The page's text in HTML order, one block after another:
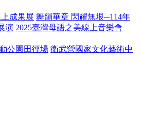
上成果展 舞韻華章 閃耀無垠─114年
演 2025臺灣母語之美線上音樂會
公園田徑場 衛武營國家文化藝術中